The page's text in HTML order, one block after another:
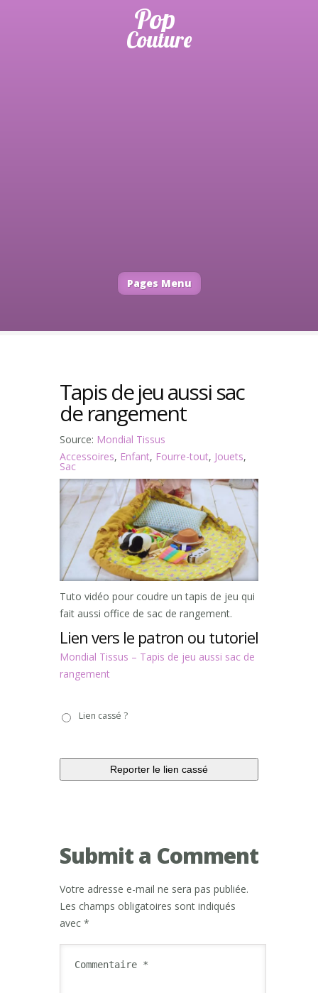
Pages Menu
Tapis de jeu aussi sac
de rangement
Source: Mondial Tissus
Accessoires, Enfant, Fourre-tout, Jouets,
Sac
Tuto vidéo pour coudre un tapis de jeu qui
fait aussi office de sac de rangement.
Lien vers le patron ou tutoriel
Mondial Tissus – Tapis de jeu aussi sac de
rangement
casséLien cassé ?
Submit a Comment
Votre adresse e-mail ne sera pas publiée.
Les champs obligatoires sont indiqués
avec *